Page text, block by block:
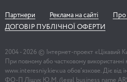
Партнери Реклама на сайті Про
ДОГОВІР ПУБЛІЧНОЇ ОФЕРТИ
2004 - 2026 © Інтернет-проект «Цікавий
При повному або частковому використанні
www.interesniy.kiev.ua обов'язкове. Діє
ФО-П Ліщук Ю.М. (legal business name